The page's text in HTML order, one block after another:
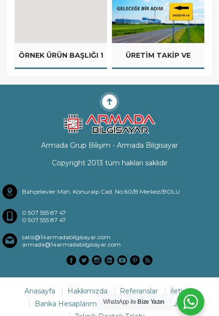
ÖRNEK ÜRÜN BAŞLIĞI 1
ÜRETIM TAKIP VE
Armada Grup Bilişim - Armada Bilgisayar
Copyright 2013 tüm hakları saklıdır
Bahçelievler Mah. Konuralp Cad. No:60/B Merkez/BOLU
0 507 555 87 47
0 507 555 87 47
satis@14armadabilgisayar.com
armada@14armadabilgisayar.com
Anasayfa Hakkımızda Referanslar
İletişim
Banka Hesaplarımız
Sıkça Sorulan Sorular
WhatsApp ile Bize Yazın